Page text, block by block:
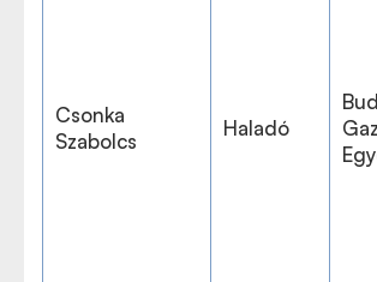
Csonka
Szabolcs
Haladó